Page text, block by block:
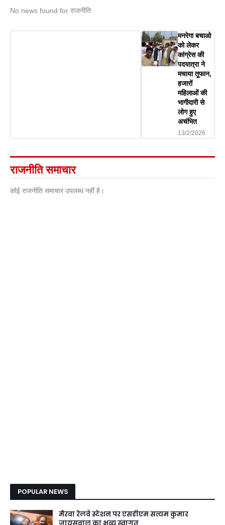
No news found for राजनीति
मनरेगा बचाओ
को लेकर
कांग्रेस की
पदयात्रा ने
मचाया तूफान,
हजारों
महिलाओं की
भागीदारी से
लोग हुए
अचंभित
13/2/2026
राजनीति समाचार
कोई राजनीति समाचार उपलब्ध नहीं है।
POPULAR NEWS
मैरवा रेलवे स्टेशन पर एसडीएम सत्यम कुमार
जायसवाल का भव्य स्वागत